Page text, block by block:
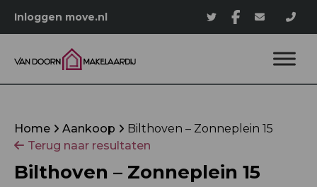
Inloggen move.nl
Home Aankoop
Bilthoven – Zonneplein 15
Terug naar resultaten
Bilthoven – Zonneplein 15